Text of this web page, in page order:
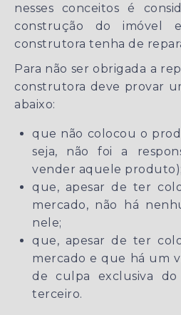
nesses conceitos é
construção do
construtora tenha de
Para não ser obrigada a
construtora deve provar
abaixo:
que não colocou o
seja, não foi a
vender aquele produto);
que, apesar de ter
mercado, não há
nele;
que, apesar de ter
mercado e que há um
de culpa exclusiva
terceiro.